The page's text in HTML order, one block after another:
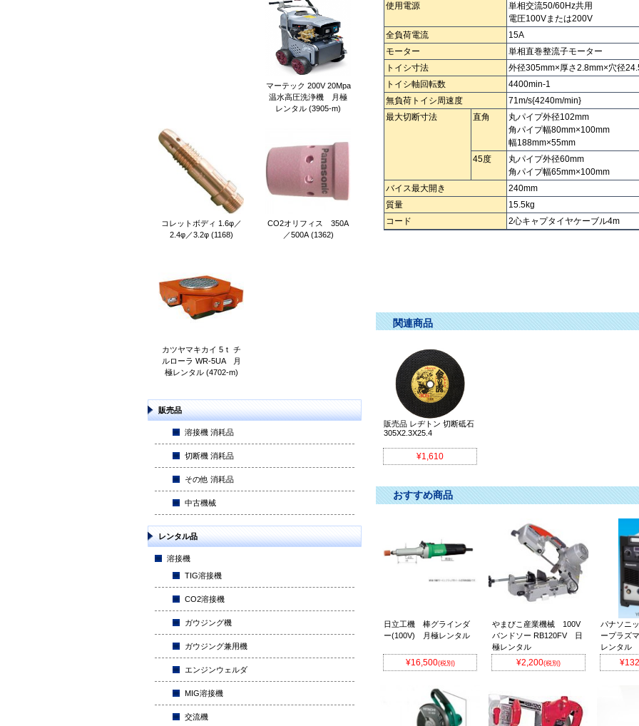
マーテック 200V 20Mpa
温水高圧洗浄機 月極
レンタル (3905-m)
コレットボディ 1.6φ／
2.4φ／3.2φ (1168)
CO2オリフィス 350A
／500A (1362)
カツヤマキカイ 5ｔ チ
ルローラ WR-5UA 月
極レンタル (4702-m)
販売品
溶接機 消耗品
切断機 消耗品
その他 消耗品
中古機械
レンタル品
溶接機
TIG溶接機
CO2溶接機
ガウジング機
ガウジング兼用機
エンジンウェルダ
MIG溶接機
交流機
使用電源
単相交流50/60Hz共用
電圧100Vまたは200V
全負荷電流
15A
モーター
単相直巻整流子モーター
トイシ寸法
外径305mm×厚さ2.8mm×穴径
トイシ軸回転数
4400min-1
無負荷トイシ周速度
71m/s{4240m/min}
最大切断寸法
直角
丸パイプ外径102mm
角パイプ幅80mm×100mm
幅188mm×55mm
45度
丸パイプ外径60mm
角パイプ幅65mm×100mm
バイス最大開き
240mm
質量
15.5kg
コード
2心キャプタイヤケーブル4m
関連商品
販売品 レヂトン 切断砥石
305X2.3X25.4
¥1,610
おすすめ商品
日立工機 棒グラインダ
ー(100V) 月極レンタル
¥16,500(税別)
やまびこ産業機械 100V
バンドソー RB120FV 日
極レンタル
¥2,200(税別)
パナソニ
ープラズ
レンタル